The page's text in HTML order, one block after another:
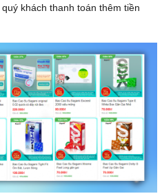
khách thanh toán thêm tiền